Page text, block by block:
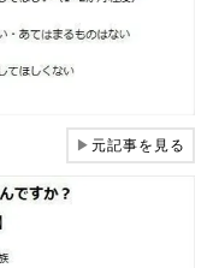
▶元記事を見る